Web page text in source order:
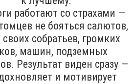
работают со страхами —
не бояться салютов,
своих собратьев, громких
машин, подземных
Результат виден сразу —
и мотивирует